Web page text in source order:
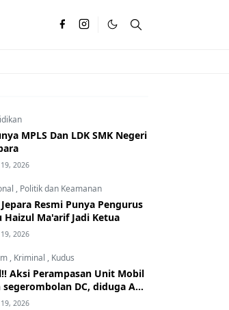
MPLS Dan LDK SMK Negeri
19, 2026
, Politik dan Keamanan
Jepara Resmi Punya Pengurus
Haizul Ma'arif Jadi Ketua
19, 2026
, Kriminal , Kudus
Aksi Perampasan Unit Mobil
DC, diduga Ada
19, 2026